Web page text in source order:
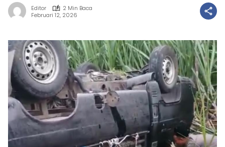
Editor
2 Min Baca
Februari 12, 2026